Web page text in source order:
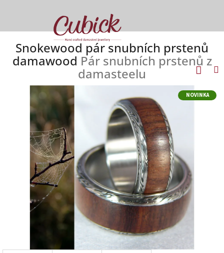
Přihlášení
Snokewood pár snubních prstenů
damawood Pár snubních prstenů z
damasteelu
NOVINKA